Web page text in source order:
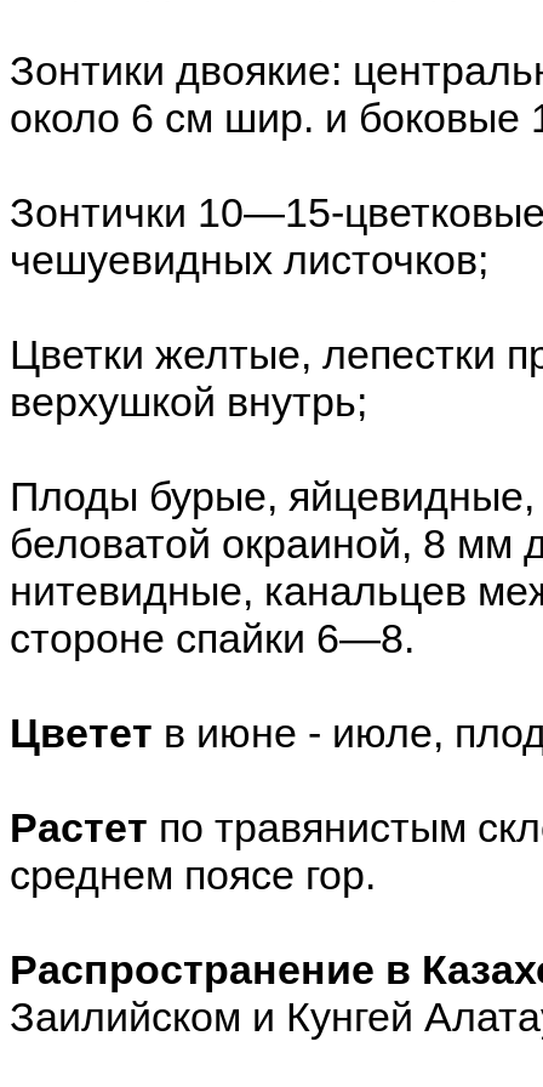
Зонтики двоякие:
около 6 см шир. и
Зонтички 10—15-
чешуевидных листочков;
Цветки желтые, лепестки
верхушкой внутрь;
Плоды бурые, яйцевидные,
беловатой окраиной, 8
нитевидные, канальцев
стороне спайки 6—8.
Цветет в июне - июле,
Растет по травянистым
среднем поясе гор.
Распространение в
Заилийском и Кунгей